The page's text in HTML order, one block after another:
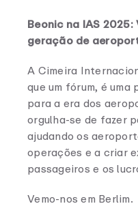
Beonic na IAS
geração de
A Cimeira
que um fórum, é
para a era dos
orgulha-se de fazer
ajudando os
operações e a criar
passageiros e os
Vemo-nos em Berlim.